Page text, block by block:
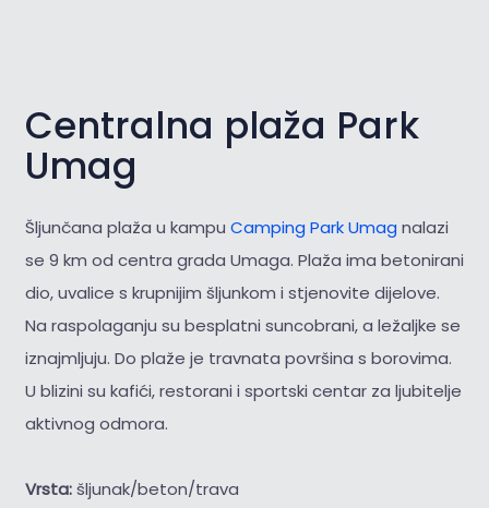
Centralna plaža Park
Umag
Šljunčana plaža u kampu Camping Park Umag nalazi
se 9 km od centra grada Umaga. Plaža ima betonirani
dio, uvalice s krupnijim šljunkom i stjenovite dijelove.
Na raspolaganju su besplatni suncobrani, a ležaljke se
iznajmljuju. Do plaže je travnata površina s borovima.
U blizini su kafići, restorani i sportski centar za ljubitelje
aktivnog odmora.
Vrsta:šljunak/beton/trava